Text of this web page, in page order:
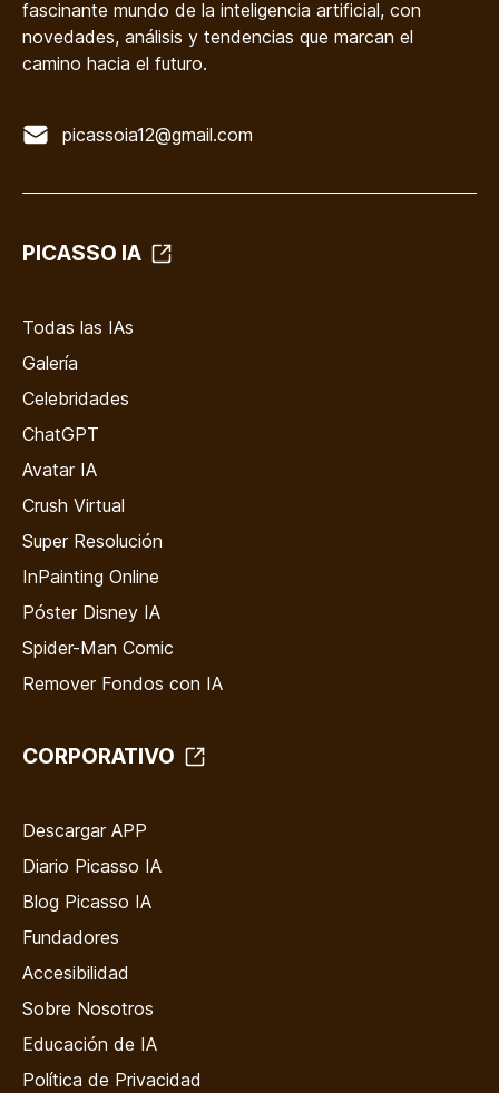
fascinante mundo de la inteligencia artificial, con
novedades, análisis y tendencias que marcan el
camino hacia el futuro.
picassoia12@gmail.com
PICASSO IA
Todas las IAs
Galería
Celebridades
ChatGPT
Avatar IA
Crush Virtual
Super Resolución
InPainting Online
Póster Disney IA
Spider-Man Comic
Remover Fondos con IA
CORPORATIVO
Descargar APP
Diario Picasso IA
Blog Picasso IA
Fundadores
Accesibilidad
Sobre Nosotros
Educación de IA
Política de Privacidad